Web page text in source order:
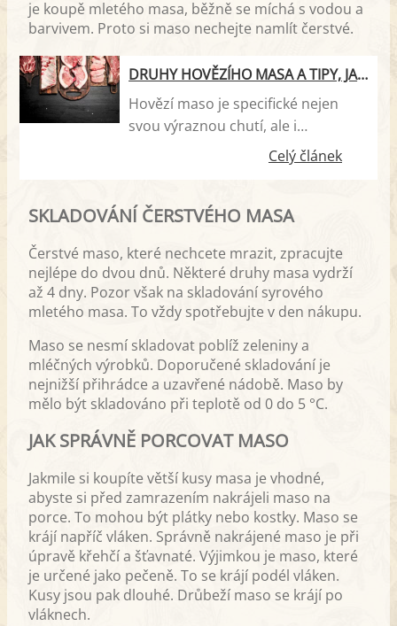
je koupě mletého masa, běžně se míchá s vodou a
barvivem. Proto si maso nechejte namlít čerstvé.
DRUHY HOVĚZÍHO MASA A TIPY, JAK HO VYUŽÍT V KUCHYNI
Hovězí maso je specifické nejen
svou výraznou chutí, ale i
rozmanitými kulinářskými
možnostmi. Víte, jaké druhy
do jakého jídla je využít? S naším
na jeho využití v kuchyni, chybu
určitě neuděláte.
Celý článek
SKLADOVÁNÍ ČERSTVÉHO MASA
Čerstvé maso, které nechcete mrazit, zpracujte
nejlépe do dvou dnů. Některé druhy masa vydrží
až 4 dny. Pozor však na skladování syrového
mletého masa. To vždy spotřebujte v den nákupu.
Maso se nesmí skladovat poblíž zeleniny a
mléčných výrobků. Doporučené skladování je
nejnižší přihrádce a uzavřené nádobě. Maso by
mělo být skladováno při teplotě od 0 do 5 °C.
JAK SPRÁVNĚ PORCOVAT MASO
Jakmile si koupíte větší kusy masa je vhodné,
abyste si před zamrazením nakrájeli maso na
porce. To mohou být plátky nebo kostky. Maso se
krájí napříč vláken. Správně nakrájené maso je při
úpravě křehčí a šťavnaté. Výjimkou je maso, které
je určené jako pečeně. To se krájí podél vláken.
Kusy jsou pak dlouhé. Drůbeží maso se krájí po
vláknech.